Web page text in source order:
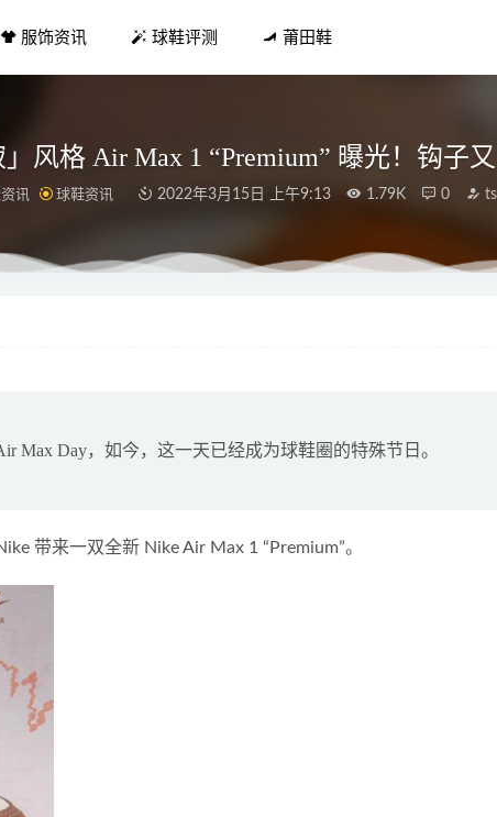
服饰资讯 球鞋评测 莆田鞋
」风格 Air Max 1 “Premium” 曝光！钩子
讯 球鞋资讯 2022年3月15日 上午9:13 1.79K 0
Max Day，如今，这一天已经成为球鞋圈的特殊节日。
带来一双全新 Nike Air Max 1 “Premium”。
x REGAL 全新合作鞋款系列发布，绅士外观 2021-12-01